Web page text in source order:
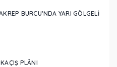
BURCU’NDA YARI GÖLGELİ
PLÂNI